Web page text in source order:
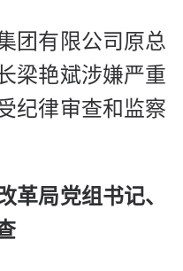
团有限公司原总
梁艳斌涉嫌严重
纪律审查和监察
革局党组书记、